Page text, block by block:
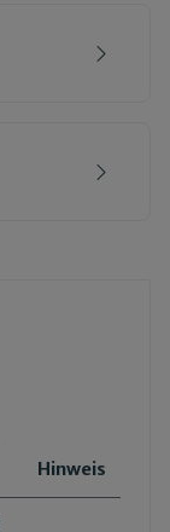
Hinweis